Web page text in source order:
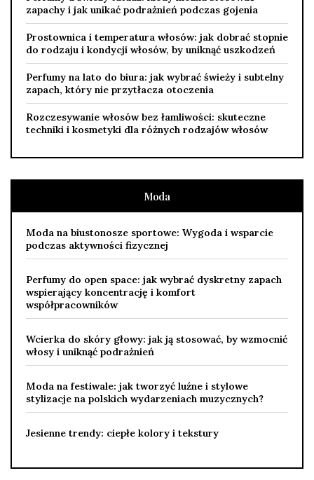
zapachy i jak unikać podrażnień podczas gojenia
Prostownica i temperatura włosów: jak dobrać stopnie
do rodzaju i kondycji włosów, by uniknąć uszkodzeń
Perfumy na lato do biura: jak wybrać świeży i subtelny
zapach, który nie przytłacza otoczenia
Rozczesywanie włosów bez łamliwości: skuteczne
techniki i kosmetyki dla różnych rodzajów włosów
Moda
Moda na biustonosze sportowe: Wygoda i wsparcie
podczas aktywności fizycznej
Perfumy do open space: jak wybrać dyskretny zapach
wspierający koncentrację i komfort
współpracowników
Wcierka do skóry głowy: jak ją stosować, by wzmocnić
włosy i uniknąć podrażnień
Moda na festiwale: jak tworzyć luźne i stylowe
stylizacje na polskich wydarzeniach muzycznych?
Jesienne trendy: ciepłe kolory i tekstury